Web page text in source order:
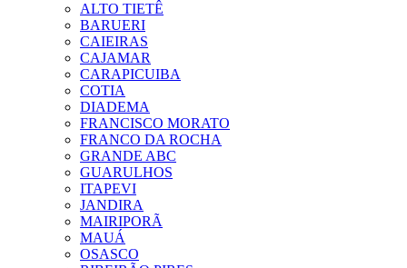
ALTO TIETÊ
BARUERI
CAIEIRAS
CAJAMAR
CARAPICUIBA
COTIA
DIADEMA
FRANCISCO MORATO
FRANCO DA ROCHA
GRANDE ABC
GUARULHOS
ITAPEVI
JANDIRA
MAIRIPORÃ
MAUÁ
OSASCO